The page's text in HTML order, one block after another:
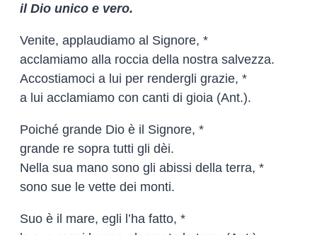
il Dio unico e vero.
Venite, applaudiamo al Signore, *
acclamiamo alla roccia della nostra salvezza.
Accostiamoci a lui per rendergli grazie, *
a lui acclamiamo con canti di gioia (Ant.).
Poiché grande Dio è il Signore, *
grande re sopra tutti gli dèi.
Nella sua mano sono gli abissi della terra, *
sono sue le vette dei monti.
Suo è il mare, egli l’ha fatto, *